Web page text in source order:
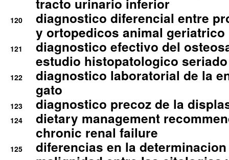
tracto urinario inferior
120
diagnostico diferencial entre
y ortopedicos animal geriatrico
121
diagnostico efectivo del
estudio histopatologico seriado
122
diagnostico laboratorial de la
gato
123 diagnostico precoz de la
124
dietary management
chronic renal failure
125
diferencias en la